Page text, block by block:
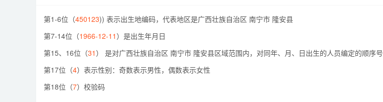
第1-6位（450123)) 表示出生地编码，代表地区是广西壮族自治区 南宁市 隆安县
第7-14位（1966-12-11 ）是出生年月日
第15、16位（31 ） 是对广西壮族自治区 南宁市 隆安县区域范围内，对同年、月、日出生的人员编定的顺序号
第17位（4）表示性别：奇数表示男性，偶数表示女性
第18位（7）校验码